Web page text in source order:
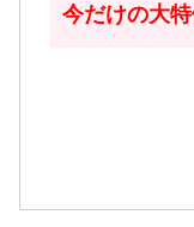
今だけの大